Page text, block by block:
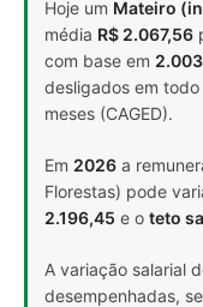
Hoje um Mateiro
média R$ 2.067,56
com base em
desligados em todo
meses (CAGED).
Em 2026 a
Florestas) pode
2.196,45 e o teto
A variação salarial
desempenhadas,